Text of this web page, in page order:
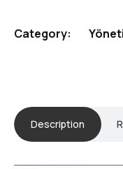
Category:
Description